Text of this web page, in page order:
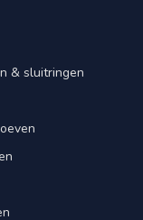
& sluitringen